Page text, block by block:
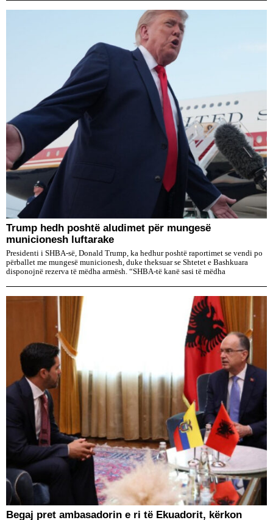
Trump hedh poshtë aludimet për mungesë
municionesh luftarake
Presidenti i SHBA-së, Donald Trump, ka hedhur poshtë raportimet se vendi po
përballet me mungesë municionesh, duke theksuar se Shtetet e Bashkuara
disponojnë rezerva të mëdha armësh. “SHBA-të kanë sasi të mëdha
​Begaj pret ambasadorin e ri të Ekuadorit, kërkon